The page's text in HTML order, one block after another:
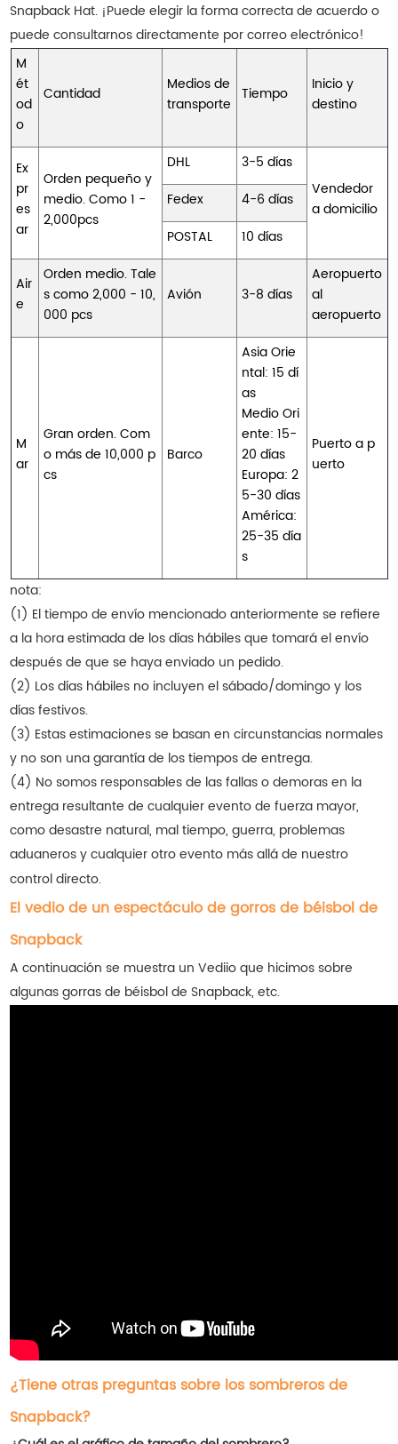
Snapback Hat. ¡Puede elegir la forma correcta de acuerdo o
puede consultarnos directamente por correo electrónico!
M
ét
od
o
Cantidad
Medios de
transporte
Tiempo
Inicio y
destino
Ex
pr
es
ar
Orden pequeño y
medio. Como 1 -
2,000pcs
DHL
3-5 días
Vendedor
a domicilio
Fedex
4-6 días
POSTAL
10 días
Air
e
Orden medio. Tale
s como 2,000 - 10,
000 pcs
Avión 3-8 días
Aeropuerto
al
aeropuerto
M
ar
Gran orden. Com
o más de 10,000 p
cs
Barco
Asia Orie
ntal: 15 dí
as
Medio Ori
ente: 15-
20 días
Europa: 2
5-30 días
América:
25-35 día
s
Puerto a p
uerto
nota:
(1) El tiempo de envío mencionado anteriormente se refiere
a la hora estimada de los días hábiles que tomará el envío
después de que se haya enviado un pedido.
(2) Los días hábiles no incluyen el sábado/domingo y los
días festivos.
(3) Estas estimaciones se basan en circunstancias normales
y no son una garantía de los tiempos de entrega.
(4) No somos responsables de las fallas o demoras en la
entrega resultante de cualquier evento de fuerza mayor,
como desastre natural, mal tiempo, guerra, problemas
aduaneros y cualquier otro evento más allá de nuestro
control directo.
El vedio de un espectáculo de gorros de béisbol de
Snapback
A continuación se muestra un Vediio que hicimos sobre
algunas gorras de béisbol de Snapback, etc.
¿Tiene otras preguntas sobre los sombreros de
Snapback?